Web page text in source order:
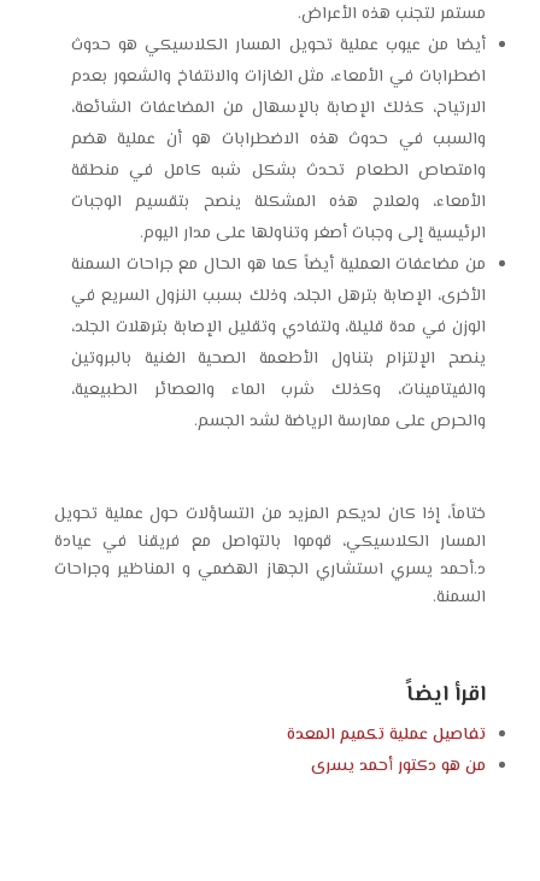
مستمر لتجنب هذه الأعراض.
أيضا من عيوب عملية تحويل المسار الكلاسيكي هو حدوث
اضطرابات في الأمعاء، مثل الغازات والانتفاخ والشعور بعدم
الارتياح، كذلك الإصابة بالإسهال من المضاعفات الشائعة،
والسبب في حدوث هذه الاضطرابات هو أن عملية هضم
وامتصاص الطعام تحدث بشكل شبه كامل في منطقة
الأمعاء، ولعلاج هذه المشكلة ينصح بتقسيم الوجبات
الرئيسية إلى وجبات أصغر وتناولها على مدار اليوم.
من مضاعفات العملية أيضاً كما هو الحال مع جراحات السمنة
الأخرى، الإصابة بترهل الجلد، وذلك بسبب النزول السريع في
الوزن في مدة قليلة، ولتفادي وتقليل الإصابة بترهلات الجلد،
ينصح الإلتزام بتناول الأطعمة الصحية الغنية بالبروتين
والفيتامينات، وكذلك شرب الماء والعصائر الطبيعية،
والحرص على ممارسة الرياضة لشد الجسم.
ختاماً، إذا كان لديكم المزيد من التساؤلات حول عملية تحويل
المسار الكلاسيكي، قوموا بالتواصل مع فريقنا في عيادة
د.أحمد يسري استشاري الجهاز الهضمي و المناظير وجراحات
السمنة.
اقرأ ايضاً
تفاصيل عملية تكميم المعدة
من هو دكتور أحمد يسرى